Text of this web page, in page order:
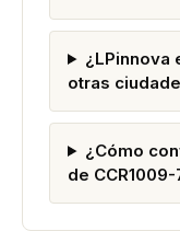
¿LPinnova
otras
¿Cómo
de CCR1009-